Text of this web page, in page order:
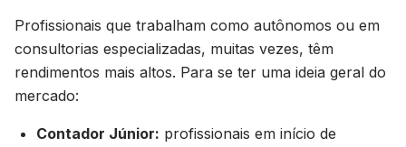
Profissionais que trabalham como autônomos ou em
consultorias especializadas, muitas vezes, têm
rendimentos mais altos. Para se ter uma ideia geral do
mercado:
Contador Júnior: profissionais em início de